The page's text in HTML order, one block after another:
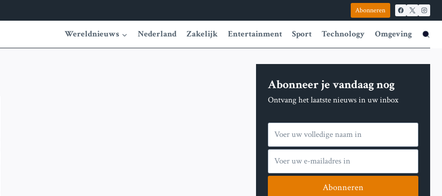
Abonneren
Wereldnieuws Nederland Zakelijk Entertainment Sport Technology Omgeving
Abonneer je vandaag nog
Ontvang het laatste nieuws in uw inbox
Abonneren